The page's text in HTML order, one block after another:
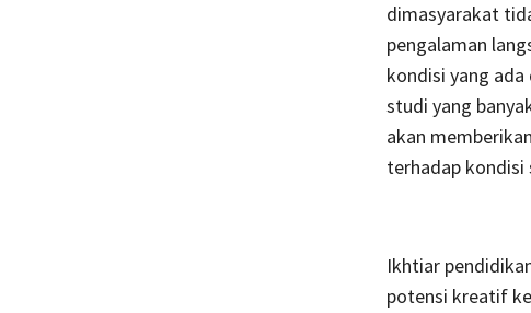
dimasyarakat
pengalaman
kondisi yang
studi yang
akan
terhadap kondisi
Ikhtiar
potensi kreatif